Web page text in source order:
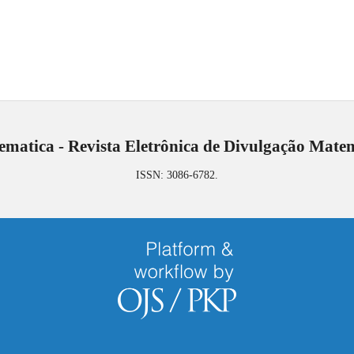
- Revista Eletrônica de Divulgação
ISSN: 3086-6782.